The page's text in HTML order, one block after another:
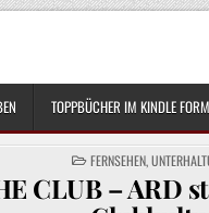
TOPPBÜCHER IM KINDLE
POSTED
IN
FERNSEHEN,
CLUB – ARD